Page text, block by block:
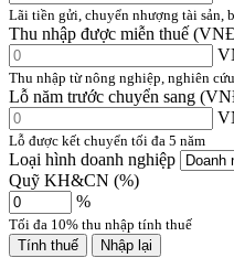
Lãi tiền gửi, chuyển nhượng tài sản,
Thu nhập được miễn thuế
Thu nhập từ nông nghiệp, nghiên cứu
Lỗ năm trước chuyển sang
Lỗ được kết chuyển tối đa 5 năm
Loại hình doanh nghiệp
Quỹ KH&CN (%)
%
Tối đa 10% thu nhập tính thuế
Tính thuế
Nhập lại